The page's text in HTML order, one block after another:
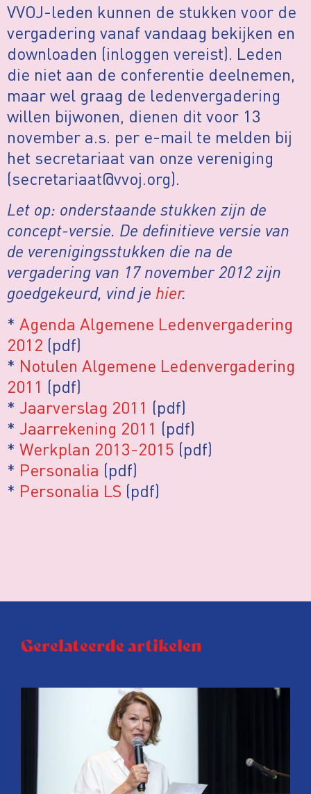
VVOJ-leden kunnen de stukken voor de
vergadering vanaf vandaag bekijken en
downloaden (inloggen vereist). Leden
die niet aan de conferentie deelnemen,
maar wel graag de ledenvergadering
willen bijwonen, dienen dit voor 13
november a.s. per e-mail te melden bij
het secretariaat van onze vereniging
(secretariaat@vvoj.org).
Let op: onderstaande stukken zijn de
concept-versie. De definitieve versie van
de verenigingsstukken die na de
vergadering van 17 november 2012 zijn
goedgekeurd, vind je hier.
* Agenda Algemene Ledenvergadering
2012 (pdf)
* Notulen Algemene Ledenvergadering
2011 (pdf)
* Jaarverslag 2011 (pdf)
* Jaarrekening 2011 (pdf)
* Werkplan 2013-2015 (pdf)
* Personalia (pdf)
* Personalia LS (pdf)
Gerelateerde artikelen